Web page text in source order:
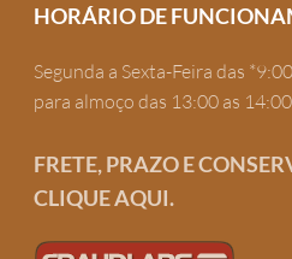
HORÁRIO DE
Segunda a Sexta-Feira das
para almoço das 13:00 as
FRETE, PRAZO E
CLIQUE AQUI.